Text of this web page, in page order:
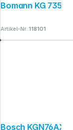
Artikel-Nr.:118101